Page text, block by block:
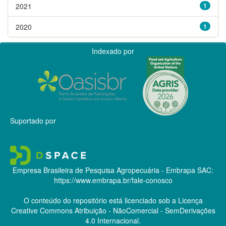
1
2021
1
2020
Indexado por
Suportado por
Empresa Brasileira de Pesquisa Agropecuária - Embrapa SAC:
https://www.embrapa.br/fale-conosco
O conteúdo do repositório está licenciado sob a Licença
Creative CommonsAtribuição - NãoComercial - SemDerivações
4.0 Internacional.